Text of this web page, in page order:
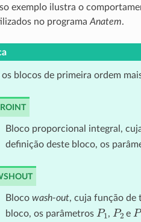
exemplo ilustra o
no programa Anatem.
os blocos de primeira ordem
Bloco proporcional integral,
definição deste bloco, os
Bloco wash-out, cuja função de
bloco, os parâmetros P1 , P2 e P